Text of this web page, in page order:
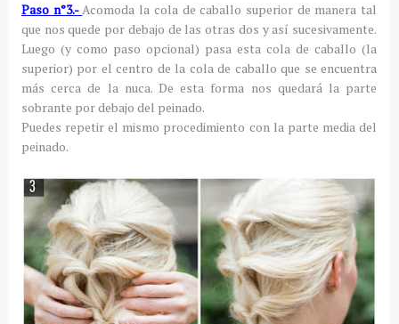
Paso n°3.-Acomoda la cola de caballo superior de manera tal
que nos quede por debajo de las otras dos y así sucesivamente.
Luego (y como paso opcional) pasa esta cola de caballo (la
superior) por el centro de la cola de caballo que se encuentra
más cerca de la nuca. De esta forma nos quedará la parte
sobrante por debajo del peinado.
Puedes repetir el mismo procedimiento con la parte media del
peinado.